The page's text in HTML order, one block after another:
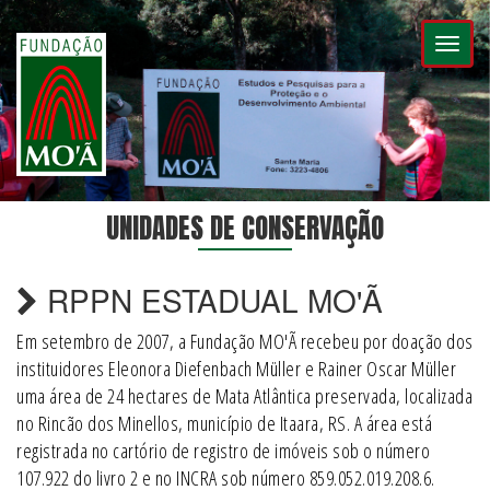
UNIDADES DE CONSERVAÇÃO
RPPN ESTADUAL MO'Ã
Em setembro de 2007, a Fundação MO'Ã recebeu por doação dos
instituidores Eleonora Diefenbach Müller e Rainer Oscar Müller
uma área de 24 hectares de Mata Atlântica preservada, localizada
no Rincão dos Minellos, município de Itaara, RS. A área está
registrada no cartório de registro de imóveis sob o número
107.922 do livro 2 e no INCRA sob número 859.052.019.208.6.